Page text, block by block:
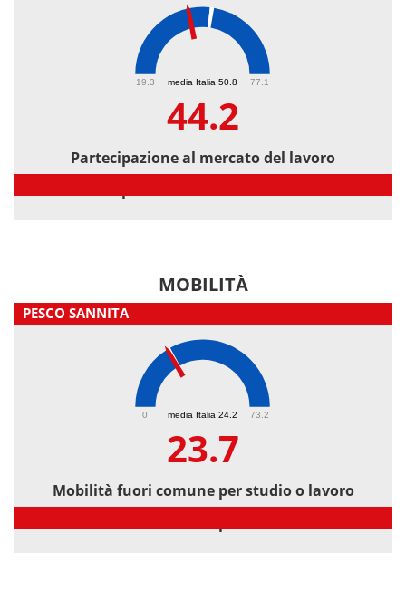
media Italia 50.8
19.3 77.1
44.2
Partecipazione al mercato del lavoro
MOBILITÀ
PESCO SANNITA
media Italia 24.2
0 73.2
23.7
Mobilità fuori comune per studio o lavoro